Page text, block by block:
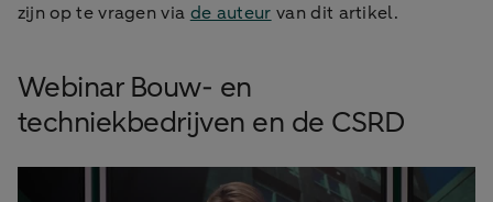
zijn op te vragen via de auteur van dit artikel.
Webinar Bouw- en
techniekbedrijven en de CSRD